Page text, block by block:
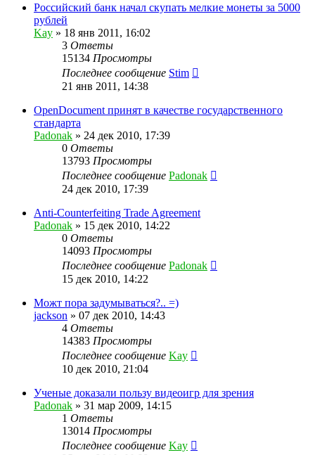
Российский банк начал скупать мелкие монеты за 5000
рублей
Kay » 18 янв 2011, 16:02
3 Ответы
15134 Просмотры
Последнее сообщение Stim
21 янв 2011, 14:38
OpenDocument принят в качестве государственного
стандарта
Padonak » 24 дек 2010, 17:39
0 Ответы
13793 Просмотры
Последнее сообщение Padonak
24 дек 2010, 17:39
Anti-Counterfeiting Trade Agreement
Padonak » 15 дек 2010, 14:22
0 Ответы
14093 Просмотры
Последнее сообщение Padonak
15 дек 2010, 14:22
Можт пора задумываться?.. =)
jackson » 07 дек 2010, 14:43
4 Ответы
14383 Просмотры
Последнее сообщение Kay
10 дек 2010, 21:04
Ученые доказали пользу видеоигр для зрения
Padonak » 31 мар 2009, 14:15
1 Ответы
13014 Просмотры
Последнее сообщение Kay